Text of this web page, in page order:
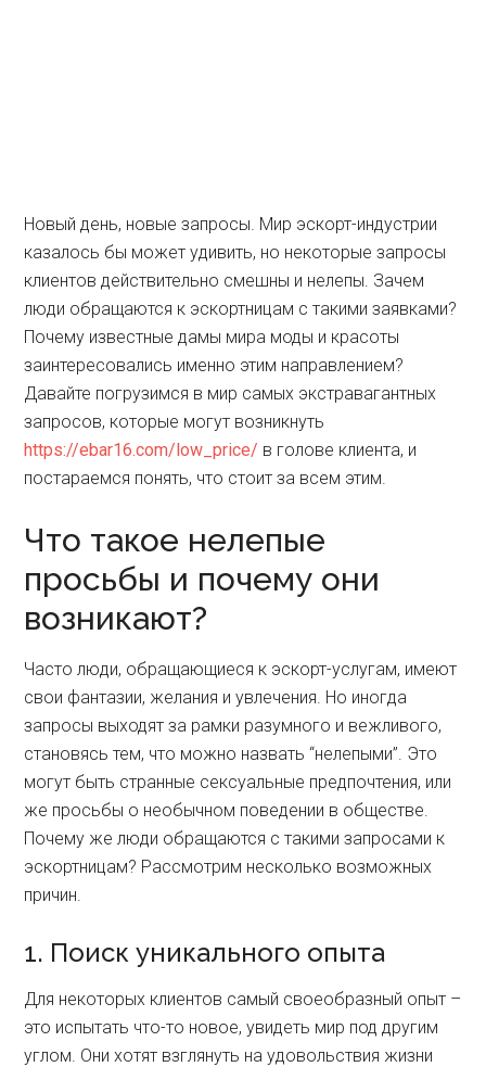
Новый день, новые запросы. Мир эскорт-индустрии
казалось бы может удивить, но некоторые запросы
клиентов действительно смешны и нелепы. Зачем
люди обращаются к эскортницам с такими заявками?
Почему известные дамы мира моды и красоты
заинтересовались именно этим направлением?
Давайте погрузимся в мир самых экстравагантных
запросов, которые могут возникнуть
https://ebar16.com/low_price/ в голове клиента, и
постараемся понять, что стоит за всем этим.
Что такое нелепые
просьбы и почему они
возникают?
Часто люди, обращающиеся к эскорт-услугам, имеют
свои фантазии, желания и увлечения. Но иногда
запросы выходят за рамки разумного и вежливого,
становясь тем, что можно назвать “нелепыми”. Это
могут быть странные сексуальные предпочтения, или
же просьбы о необычном поведении в обществе.
Почему же люди обращаются с такими запросами к
эскортницам? Рассмотрим несколько возможных
причин.
1. Поиск уникального опыта
Для некоторых клиентов самый своеобразный опыт –
это испытать что-то новое, увидеть мир под другим
углом. Они хотят взглянуть на удовольствия жизни